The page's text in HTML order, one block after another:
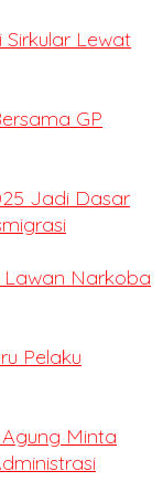
Lewat
GP
Jadi Dasar
Lawan Narkoba
Pelaku
Minta